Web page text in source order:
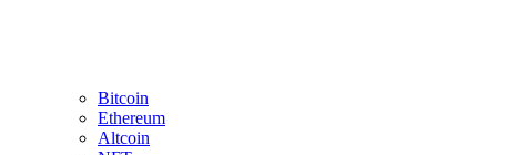
Bitcoin
Ethereum
Altcoin